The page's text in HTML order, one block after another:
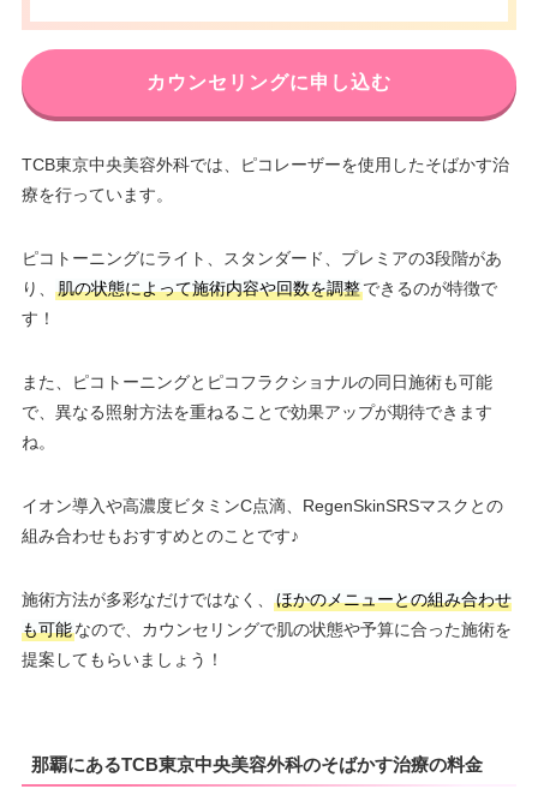
カウンセリングに申し込む
TCB東京中央美容外科では、ピコレーザーを使用したそばかす治
療を行っています。
ピコトーニングにライト、スタンダード、プレミアの3段階があ
り、
肌の状態によって施術内容や回数を調整できるのが特徴で
す！
また、ピコトーニングとピコフラクショナルの同日施術も可能
で、異なる照射方法を重ねることで効果アップが期待できます
ね。
イオン導入や高濃度ビタミンC点滴、RegenSkinSRSマスクとの
組み合わせもおすすめとのことです♪
施術方法が多彩なだけではなく、
ほかのメニューとの組み合わせ
も可能なので、カウンセリングで肌の状態や予算に合った施術を
提案してもらいましょう！
那覇にあるTCB東京中央美容外科のそばかす治療の料金